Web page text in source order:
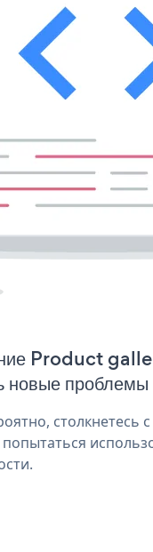
Product
новые
столкнетесь